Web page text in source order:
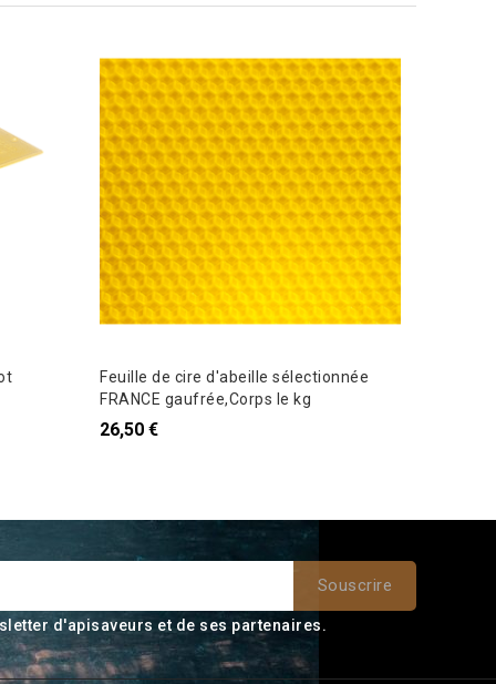
Feuille de cire d'abeille sélectionnée
FRANCE gaufrée,Corps le kg
26,50 €
d'apisaveurs et de ses partenaires.